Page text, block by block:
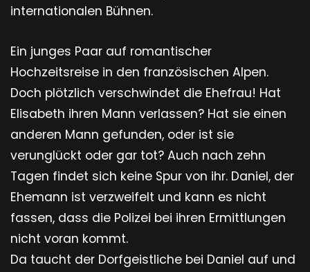
internationalen Bühnen.
Ein junges Paar auf romantischer
Hochzeitsreise in den französischen Alpen.
Doch plötzlich verschwindet die Ehefrau! Hat
Elisabeth ihren Mann verlassen? Hat sie einen
anderen Mann gefunden, oder ist sie
verunglückt oder gar tot? Auch nach zehn
Tagen findet sich keine Spur von ihr. Daniel, der
Ehemann ist verzweifelt und kann es nicht
fassen, dass die Polizei bei ihren Ermittlungen
nicht voran kommt.
Da taucht der Dorfgeistliche bei Daniel auf und